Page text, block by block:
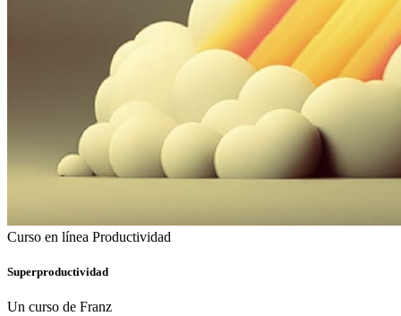
Curso en línea Productividad
Superproductividad
Un curso de Franz